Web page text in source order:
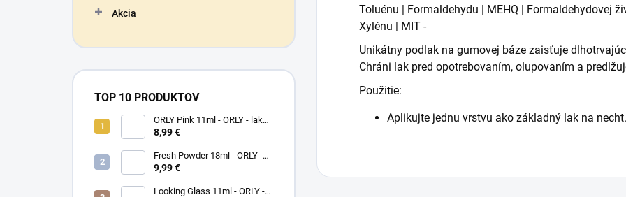
Akcia
TOP 10 PRODUKTOV
ORLY Pink 11ml - ORLY - lak
na nechty
8,99 €
Fresh Powder 18ml - ORLY -
lak na nechty
9,99 €
Looking Glass 11ml - ORLY -
Toluénu | Formaldehydu | MEHQ | Formaldehydovej
Xylénu | MIT -
Unikátny podlak na gumovej báze zaisťuje
Chráni lak pred opotrebovaním, olupovaním a
Použitie:
Aplikujte jednu vrstvu ako základný lak na necht.